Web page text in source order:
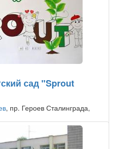
сад "Sprout
, пр. Героев Сталинграда,